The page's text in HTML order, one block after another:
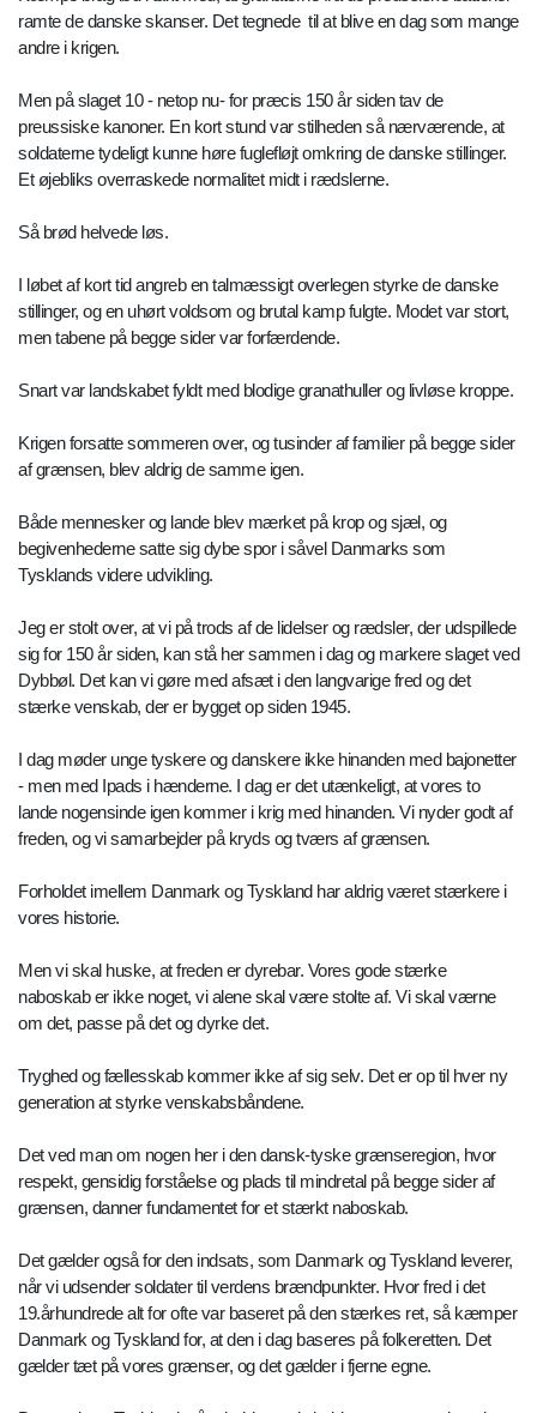
ramte de danske skanser. Det tegnede til at blive en dag som mange
andre i krigen.
Men på slaget 10 - netop nu- for præcis 150 år siden tav de
preussiske kanoner. En kort stund var stilheden så nærværende, at
soldaterne tydeligt kunne høre fuglefløjt omkring de danske stillinger.
Et øjebliks overraskede normalitet midt i rædslerne.
Så brød helvede løs.
I løbet af kort tid angreb en talmæssigt overlegen styrke de danske
stillinger, og en uhørt voldsom og brutal kamp fulgte. Modet var stort,
men tabene på begge sider var forfærdende.
Snart var landskabet fyldt med blodige granathuller og livløse kroppe.
Krigen forsatte sommeren over, og tusinder af familier på begge sider
af grænsen, blev aldrig de samme igen.
Både mennesker og lande blev mærket på krop og sjæl, og
begivenhederne satte sig dybe spor i såvel Danmarks som
Tysklands videre udvikling.
Jeg er stolt over, at vi på trods af de lidelser og rædsler, der udspillede
sig for 150 år siden, kan stå her sammen i dag og markere slaget ved
Dybbøl. Det kan vi gøre med afsæt i den langvarige fred og det
stærke venskab, der er bygget op siden 1945.
I dag møder unge tyskere og danskere ikke hinanden med bajonetter
- men med Ipads i hænderne. I dag er det utænkeligt, at vores to
lande nogensinde igen kommer i krig med hinanden. Vi nyder godt af
freden, og vi samarbejder på kryds og tværs af grænsen.
Forholdet imellem Danmark og Tyskland har aldrig været stærkere i
vores historie.
Men vi skal huske, at freden er dyrebar. Vores gode stærke
naboskab er ikke noget, vi alene skal være stolte af. Vi skal værne
om det, passe på det og dyrke det.
Tryghed og fællesskab kommer ikke af sig selv. Det er op til hver ny
generation at styrke venskabsbåndene.
Det ved man om nogen her i den dansk-tyske grænseregion, hvor
respekt, gensidig forståelse og plads til mindretal på begge sider af
grænsen, danner fundamentet for et stærkt naboskab.
Det gælder også for den indsats, som Danmark og Tyskland leverer,
når vi udsender soldater til verdens brændpunkter. Hvor fred i det
19.århundrede alt for ofte var baseret på den stærkes ret, så kæmper
Danmark og Tyskland for, at den i dag baseres på folkeretten. Det
gælder tæt på vores grænser, og det gælder i fjerne egne.